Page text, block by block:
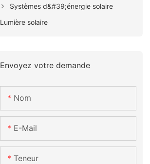
Systèmes d&#39;énergie solaire
Lumière solaire
Envoyez votre demande
Nom
E-Mail
Teneur